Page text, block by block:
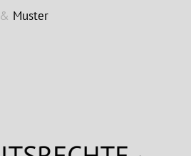
& Muster